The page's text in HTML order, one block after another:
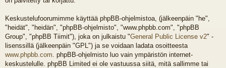
Keskustelufoorumimme käyttää phpBB-ohjelmistoa, (jälkeenpäin "he",
"heidät", "heidän", "phpBB-ohjelmisto", "www.phpbb.com", "phpBB
Group", "phpBB Tiimit"), joka on julkaistu "General Public License v2" -
lisenssillä (jälkeenpäin "GPL") ja se voidaan ladata osoitteesta
www.phpbb.com . phpBB-ohjelmisto luo vain ympäristön internet-
keskustelulle. phpBB Limited ei ole vastuussa siitä, mitä sallimme tai